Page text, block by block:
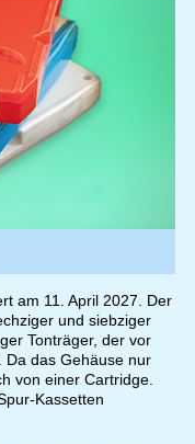
am 11. April 2027. Der
und siebziger
Tonträger, der vor
Da das Gehäuse nur
von einer Cartridge.
Kassetten